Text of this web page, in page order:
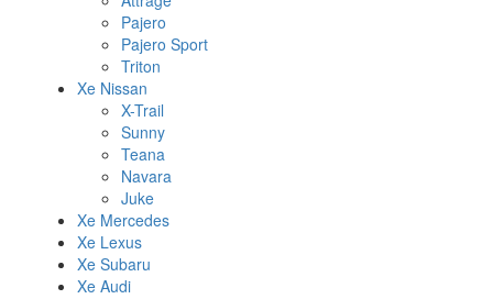
Pajero
Pajero Sport
Triton
Xe Nissan
X-Trail
Sunny
Teana
Navara
Juke
Xe Mercedes
Xe Lexus
Xe Subaru
Xe Audi